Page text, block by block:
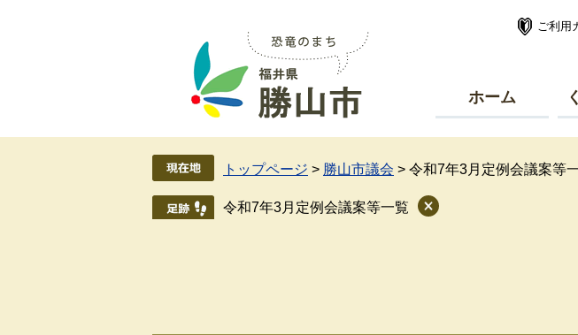
で
ば
ご利用
ホーム
トップページ > 勝山市議会 > 令和7年3月定例会議案等
令和7年3月定例会議案等一覧